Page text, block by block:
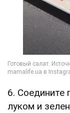
6. Соедините
луком и